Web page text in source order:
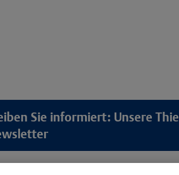
Sie informiert: Unsere